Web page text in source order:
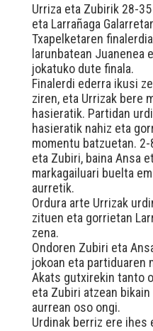
Urriza eta Zubirik 28-
eta Larrañaga
Txapelketaren
larunbatean Juanenea
jokatuko dute finala.
Finalerdi ederra ikusi
ziren, eta Urrizak bere
hasieratik. Partidan
hasieratik nahiz eta
momentu batzuetan.
eta Zubiri, baina Ansa
markagailuari buelta
aurretik.
Ordura arte Urrizak
zituen eta gorrietan
zena.
Ondoren Zubiri eta
jokoan eta partiduaren
Akats gutxirekin tanto
eta Zubiri atzean
aurrean oso ongi.
Urdinak berriz ere ihes